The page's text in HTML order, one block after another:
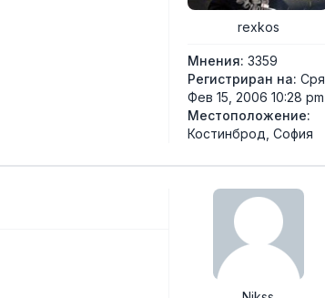
rexkos
Мнения: 3359
Регистриран на: Сря
Фев 15, 2006 10:28 pm
Местоположение:
Костинброд, София